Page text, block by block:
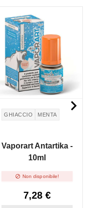
GHIACCIO MENTA
Vaporart Antartika -
10ml
 Non disponibile!
7,28 €
NON DISPONIBILE
